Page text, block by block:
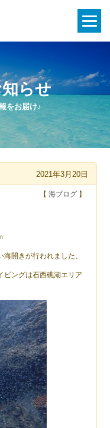
をお届け♪
らせ
2021年3月20日
【 海ブログ】
開きが行われました、
ビングは石西礁湖エリア